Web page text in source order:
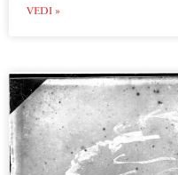
VEDI »